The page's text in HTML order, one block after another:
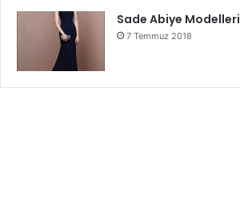
Sade Abiye Modelleri
7 Temmuz 2018